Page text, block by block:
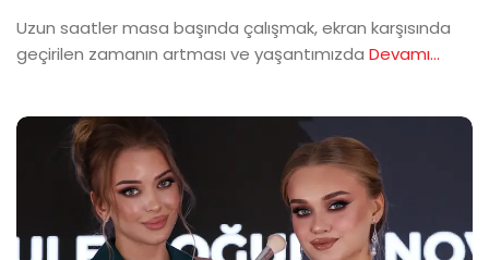
Uzun saatler masa başında çalışmak, ekran karşısında
geçirilen zamanın artması ve yaşantımızda Devamı...